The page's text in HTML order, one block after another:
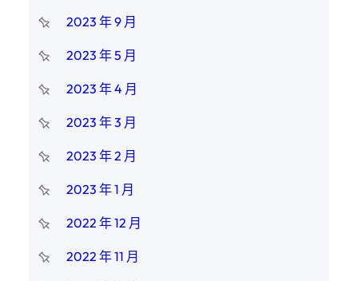
2023 年 9 月
2023 年 5 月
2023 年 4 月
2023 年 3 月
2023 年 2 月
2023 年 1 月
2022 年 12 月
2022 年 11 月